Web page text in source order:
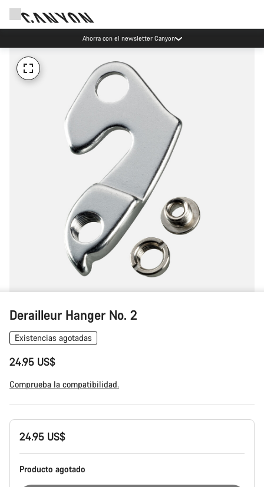
Ahorra con el newsletter Canyon
Derailleur Hanger No. 2
Existencias agotadas
24.95 US$
Comprueba la compatibilidad.
Configuración
del24.95 US$
Producto agotado